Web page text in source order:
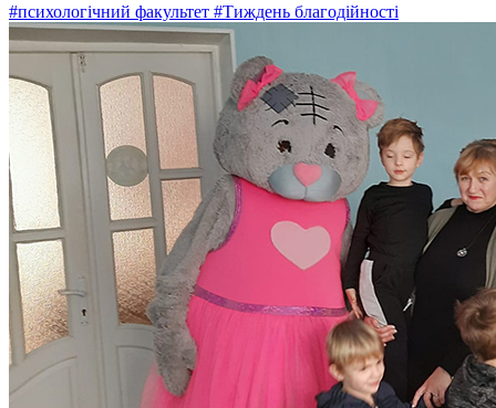
#психологічний факультет #Тиждень благодійності